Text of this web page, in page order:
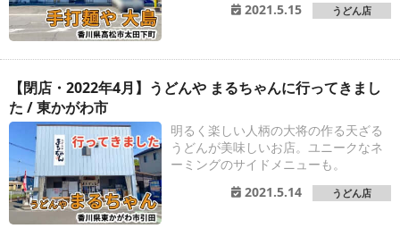
2021.5.15
うどん店
【閉店・2022年4月】うどんや まるちゃんに行ってきまし
た / 東かがわ市
明るく楽しい人柄の大将の作る天ざる
うどんが美味しいお店。ユニークなネ
ーミングのサイドメニューも。
2021.5.14
うどん店